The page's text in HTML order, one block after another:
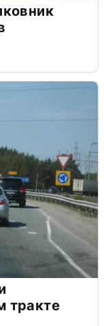
тракте